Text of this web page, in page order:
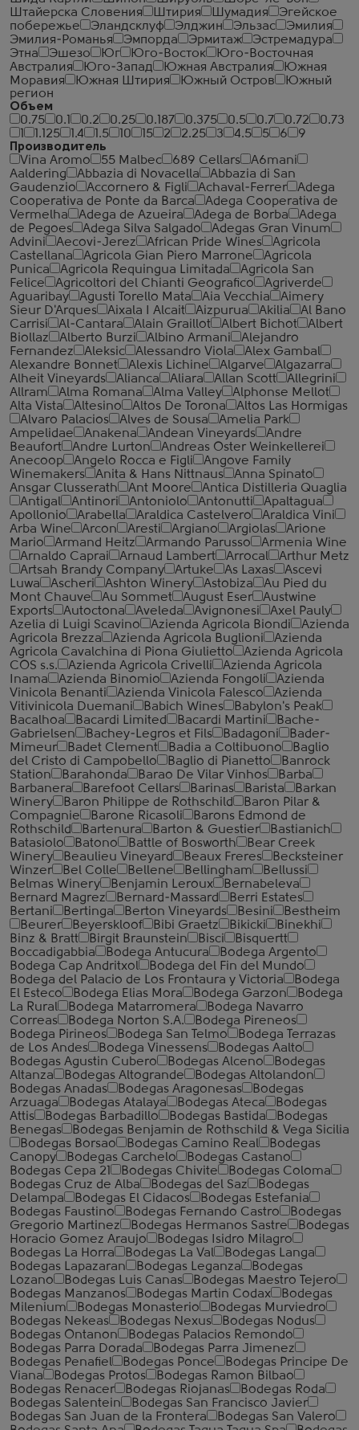
Штайерска Словения
Штирия Шумадия
Эгейское
побережье
Эландсклуф Элджин Эльзас
Эмилия
Эмилия-Романья
Эмпорда Эрмитаж
Эстремадура
Этна
Эшезо Юг Юго-Восток
Юго-Восточная
Австралия
Юго-Запад Южная Австралия
Южная
Моравия
Южная Штирия Южный Остров
Южный
регион
Объем
0.75
0.1 0.2 0.25 0.187 0.375 0.5 0.7 0.72
0.73
1.125 1.4 1.5 10 15 2 2.25 3 4.5 5 6
9
Производитель
Vina Aromo
55 Malbec 689 Cellars
A6mani
Aaldering
Abbazia di Novacella
Abbazia di San
Gaudenzio
Accornero & Figli Achaval-Ferrer
Adega
Cooperativa de Ponte da Barca
Adega Cooperativa de
Vermelha
Adega de Azueira Adega de Borba
Adega
de Pegoes
Adega Silva Salgado
Adegas Gran Vinum
Advini
Aecovi-Jerez African Pride Wines
Agricola
Castellana
Agricola Gian Piero Marrone
Agricola
Punica
Agricola Requingua Limitada
Agricola San
Felice
Agricoltori del Chianti Geografico
Agriverde
Aguaribay
Agusti Torello Mata Aia Vecchia
Aimery
Sieur D'Arques
Aixala I Alcait Aizpurua Akilia
Al Bano
Carrisi
Al-Cantara Alain Graillot Albert Bichot
Albert
Biollaz
Alberto Burzi Albino Armani
Alejandro
Fernandez
Aleksic Alessandro Viola
Alex Gambal
Alexandre Bonnet
Alexis Lichine Algarve
Algazarra
Alheit Vineyards
Alianca Aliara Allan Scott
Allegrini
Allram
Alma Romana Alma Valley
Alphonse Mellot
Alta Vista
Altesino Altos De Torona
Altos Las Hormigas
Alvaro Palacios
Alves de Sousa
Amelia Park
Ampelidae
Anakena Andean Vineyards
Andre
Beaufort
Andre Lurton
Andreas Oster Weinkellerei
Anecoop
Angelo Rocca е Figli
Angove Family
Winemakers
Anita & Hans Nittnaus
Anna Spinato
Ansgar Clusserath
Ant Moore
Antica Distilleria Quaglia
Antigal
Antinori Antoniolo Antonutti
Apaltagua
Apollonio
Arabella Araldica Castelvero
Araldica Vini
Arba Wine
Arcon Aresti Argiano Argiolas
Arione
Mario
Armand Heitz Armando Parusso
Armenia Wine
Arnaldo Caprai
Arnaud Lambert Arrocal
Arthur Metz
Artsah Brandy Company
Artuke As Laxas
Ascevi
Luwa
Ascheri Ashton Winery Astobiza
Au Pied du
Mont Chauve
Au Sommet August Eser
Austwine
Exports
Autoctona Aveleda Avignonesi
Axel Pauly
Azelia di Luigi Scavino
Azienda Agricola Biondi
Azienda
Agricola Brezza
Azienda Agricola Buglioni
Azienda
Agricola Cavalchina di Piona Giulietto
Azienda Agricola
COS s.s.
Azienda Agricola Crivelli
Azienda Agricola
Inama
Azienda Binomio Azienda Fongoli
Azienda
Vinicola Benanti
Azienda Vinicola Falesco
Azienda
Vitivinicola Duemani
Babich Wines
Babylon's Peak
Bacalhoa
Bacardi Limited Bacardi Martini
Bache-
Gabrielsen
Bachey-Legros et Fils Badagoni
Bader-
Mimeur
Badet Clement Badia a Coltibuono
Baglio
del Cristo di Campobello
Baglio di Pianetto
Banrock
Station
Barahonda Barao De Vilar Vinhos
Barba
Barbanera
Barefoot Cellars Barinas Barista
Barkan
Winery
Baron Philippe de Rothschild
Baron Pilar &
Compagnie
Barone Ricasoli
Barons Edmond de
Rothschild
Bartenura Barton & Guestier
Bastianich
Batasiolo
Batono Battle of Bosworth
Bear Creek
Winery
Beaulieu Vineyard Beaux Freres
Becksteiner
Winzer
Bel Colle Bellene Bellingham
Bellussi
Belmas Winery
Benjamin Leroux
Bernabeleva
Bernard Magrez
Bernard-Massard
Berri Estates
Bertani
Bertinga Berton Vineyards Besini
Bestheim
Beurer
Beyerskloof Bibi Graetz Bikicki
Binekhi
Binz & Bratt
Birgit Braunstein Bisci
Bisquertt
Boccadigabbia
Bodega Antucura
Bodega Argento
Bodega Cap Andritxol
Bodega del Fin del Mundo
Bodega del Palacio de Los Frontaura y Victoria
Bodega
El Esteco
Bodega Elias Mora Bodega Garzon
Bodega
La Rural
Bodega Matarromera
Bodega Navarro
Correas
Bodega Norton S.A.
Bodega Pireneos
Bodega Pirineos
Bodega San Telmo
Bodega Terrazas
de Los Andes
Bodega Vinessens
Bodegas Aalto
Bodegas Agustin Cubero
Bodegas Alceno
Bodegas
Altanza
Bodegas Altogrande
Bodegas Altolandon
Bodegas Anadas
Bodegas Aragonesas
Bodegas
Arzuaga
Bodegas Atalaya Bodegas Ateca
Bodegas
Attis
Bodegas Barbadillo Bodegas Bastida
Bodegas
Benegas
Bodegas Benjamin de Rothschild & Vega Sicilia
Bodegas Borsao
Bodegas Camino Real
Bodegas
Canopy
Bodegas Carchelo
Bodegas Castano
Bodegas Cepa 21
Bodegas Chivite
Bodegas Coloma
Bodegas Cruz de Alba
Bodegas del Saz
Bodegas
Delampa
Bodegas El Cidacos
Bodegas Estefania
Bodegas Faustino
Bodegas Fernando Castro
Bodegas
Gregorio Martinez
Bodegas Hermanos Sastre
Bodegas
Horacio Gomez Araujo
Bodegas Isidro Milagro
Bodegas La Horra
Bodegas La Val
Bodegas Langa
Bodegas Lapazaran
Bodegas Leganza
Bodegas
Lozano
Bodegas Luis Canas
Bodegas Maestro Tejero
Bodegas Manzanos
Bodegas Martin Codax
Bodegas
Milenium
Bodegas Monasterio
Bodegas Murviedro
Bodegas Nekeas
Bodegas Nexus
Bodegas Nodus
Bodegas Ontanon
Bodegas Palacios Remondo
Bodegas Parra Dorada
Bodegas Parra Jimenez
Bodegas Penafiel
Bodegas Ponce
Bodegas Principe De
Viana
Bodegas Protos
Bodegas Ramon Bilbao
Bodegas Renacer
Bodegas Riojanas
Bodegas Roda
Bodegas Salentein
Bodegas San Francisco Javier
Bodegas San Juan de la Frontera
Bodegas San Valero